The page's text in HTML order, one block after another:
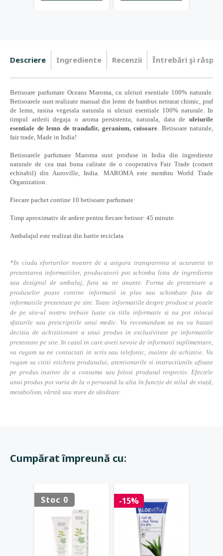
Descriere Ingrediente Recenzii Întrebări şi
Betisoare parfumate Oceans Maroma, cu uleiuri esentiale 100% naturale.
Betisoarele sunt realizate manual din lemn de bambus netratat chimic, praf
de lemn, rasina vegetala naturala si uleiuri esentiale 100% naturale. In
timpul arderii degaja o aroma persistenta, naturala, data de uleiurile
esentiale de lemn de trandafir, geranium, cuisoare. Betisoare naturale,
fair trade, Made in India!
Betisoarele parfumate Maroma sunt produse in India din ingrediente
naturale de cea mai buna calitate de o cooperativa Fair Trade (comert
echitabil) din Auroville, India. MAROMA este membru World Trade
Organization.
Fiecare pachet contine 10 betisoare parfumate·
Timp aproximativ de ardere pentru fiecare betisor: 45 minute
Ambalajul este realizat din hartie reciclata
*In ciuda eforturilor noastre de a asigura transparenta si acuratete in
prezentarea informatiilor, producatorii pot schimba lista de ingrediente
sau designul de ambalaj, fara sa ne anunte. Forma de prezentare a
produselor poate contine informatii in plus sau schimbate fata de
informatiile prezentate pe site. Toate informatiile despre produse si pozele
de pe site-ul nostru trebuie luate cu titlu informativ si nu pot inlocui
sfaturile sau prescriptiile unui medic. Va recomandam sa nu va bazati
decizia de achizitionare a unui produs in exclusivitate pe informatiile
prezentate pe site. In cazul in care aveti nevoie de informatii suplimentare,
va rugam sa ne contactati in scris sau telefonic, inainte de achizitie. Va
rugam sa cititi eticheta produsului, atentionarile si instructiunile afisate
pe produs inainte de a consuma sau folosi produsul respectiv. Efectele
unui produs pot varia de la o persoană la alta în funcție de stilul de viață,
metabolism, vârstă sau stare de sănătate.
Cumpărat împreună cu:
Stoc 0 -15%